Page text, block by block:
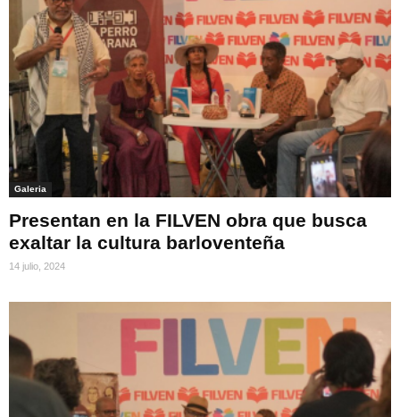
Galeria
Presentan en la FILVEN obra que busca
exaltar la cultura barloventeña
14 julio, 2024